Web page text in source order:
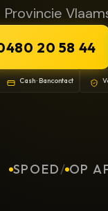
Provincie
20 58 44
Cash · Bancontact
SPOED/ OP